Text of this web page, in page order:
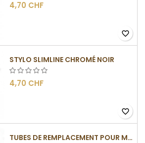
4,70 CHF
favorite_border
STYLO SLIMLINE CHROMÉ NOIR
4,70 CHF
favorite_border
TUBES DE REMPLACEMENT POUR MÉCANISME SLIMLINE